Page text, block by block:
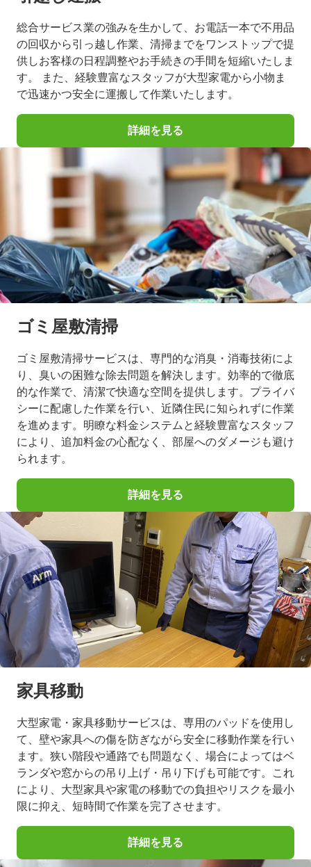
総合サービス業の強みを生かして、お電話一本で不用品
の回収から引っ越し作業、清掃までをワンストップで提
供しお客様の日程調整やお手続きの手間を短縮いたしま
す。 また、経験豊富なスタッフが大型家電から小物ま
で迅速かつ安全に運搬して作業いたします。
詳細を見る
ゴミ屋敷清掃
ゴミ屋敷清掃サービスは、専門的な消臭・消毒技術によ
り、臭いの困難な除去問題を解決します。効率的で徹底
的な作業で、清潔で快適な空間を提供します。プライバ
シーに配慮した作業を行い、近隣住民に知られずに作業
を進めます。明瞭な料金システムと経験豊富なスタッフ
により、追加料金の心配なく、部屋へのダメージも避け
られます。
詳細を見る
家具移動
大型家電・家具移動サービスは、専用のパッドを使用し
て、壁や家具への傷を防ぎながら安全に移動作業を行い
ます。狭い階段や通路でも問題なく、場合によってはベ
ランダや窓からの吊り上げ・吊り下げも可能です。これ
により、大型家具や家電の移動での負担やリスクを最小
限に抑え、短時間で作業を完了させます。
詳細を見る